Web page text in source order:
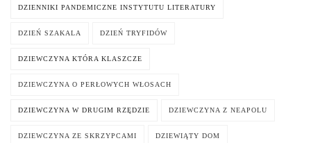
DZIENNIKI PANDEMICZNE INSTYTUTU LITERATURY
DZIEŃ SZAKALA DZIEŃ TRYFIDÓW
DZIEWCZYNA KTÓRA KLASZCZE
DZIEWCZYNA O PERŁOWYCH WŁOSACH
DZIEWCZYNA W DRUGIM RZĘDZIE DZIEWCZYNA Z NEAPOLU
DZIEWCZYNA ZE SKRZYPCAMI DZIEWIĄTY DOM